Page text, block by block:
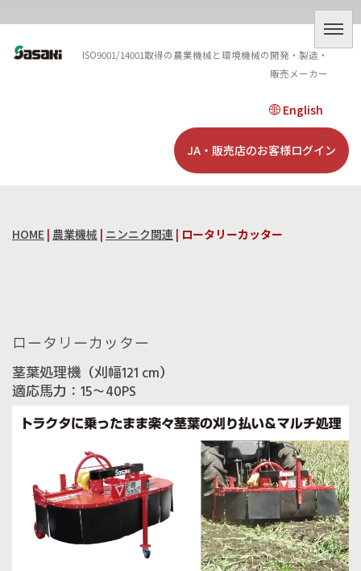
ISO9001/14001取得の農業機械と環境機械の開発・製造・
販売メーカー
English
JA・販売店のお客様ログイン
HOME | 農業機械 | ニンニク関連 | ロータリーカッター
ロータリーカッター
茎葉処理機（刈幅121 cm）
適応馬力：15～40PS